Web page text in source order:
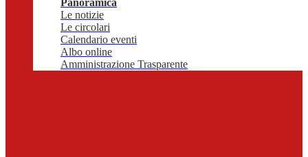
Panoramica
Le notizie
Le circolari
Calendario eventi
Albo online
Amministrazione Trasparente